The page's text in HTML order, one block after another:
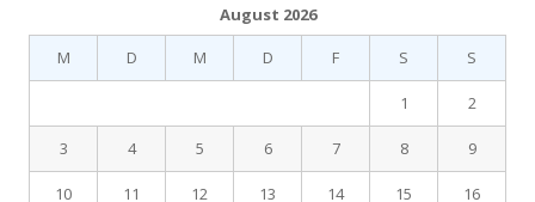
August 2026
M
D M D F S S
1 2
3 4 5 6 7 8 9
10 11 12 13 14 15 16